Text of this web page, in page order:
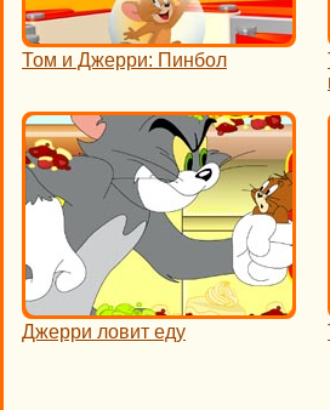
Том и Джерри: Пинбол
Джерри ловит еду